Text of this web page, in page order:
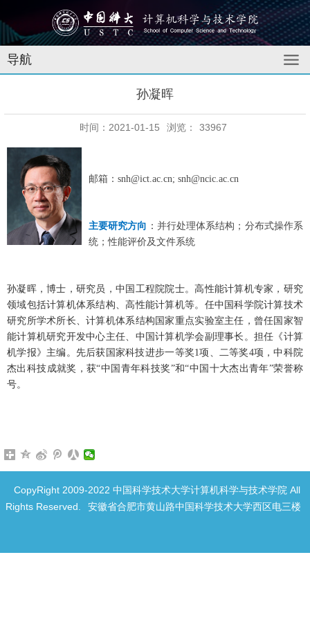
导航
孙凝晖
时间：2021-01-15 浏览： 33967
邮箱：snh@ict.ac.cn; snh@ncic.ac.cn
主要研究方向 ： 并行处理体系结构；分布式操作系
统；性能评价及文件系统
孙凝晖，博士，研究员，中国工程院院士。高性能计算机专家，研究
领域包括计算机体系结构、高性能计算机等。任中国科学院计算技术
研究所学术所长、计算机体系结构国家重点实验室主任，曾任国家智
能计算机研究开发中心主任、中国计算机学会副理事长。担任《计算
机学报》主编。先后获国家科技进步一等奖1项、二等奖4项，中科院
杰出科技成就奖，获“中国青年科技奖”和“中国十大杰出青年”荣誉称
号。
CopyRight 2009-2022 中国科学技术大学计算机科学与技术学院 All
Rights Reserved.
安徽省合肥市黄山路中国科学技术大学西区电三楼